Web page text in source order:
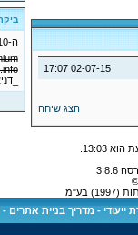
02-07-15
17:07
הצג שיחה
ה-10 מבקר(ים) האחרונ(ים) לדף זה היו:
13:03
בע"מ
ייעודי -מדריך בניית אתרים -